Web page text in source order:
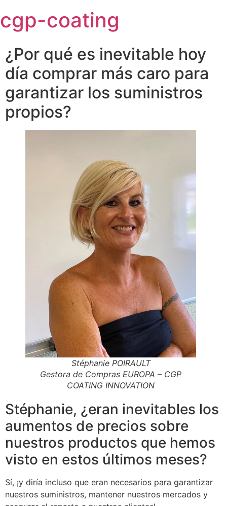
to
content
cgp-coating
¿Por qué es inevitable hoy
día comprar más caro para
garantizar los suministros
propios?
Stéphanie POIRAULT
Gestora de Compras EUROPA – CGP
COATING INNOVATION
Stéphanie, ¿eran inevitables los
aumentos de precios sobre
nuestros productos que hemos
visto en estos últimos meses?
Sí, ¡y diría incluso que eran necesarios para garantizar
nuestros suministros, mantener nuestros mercados y